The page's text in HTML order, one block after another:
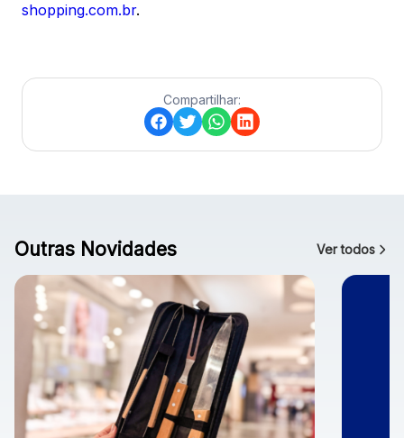
shopping.com.br.
Compartilhar:
Outras Novidades Ver todos